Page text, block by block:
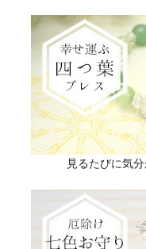
見るたびに気